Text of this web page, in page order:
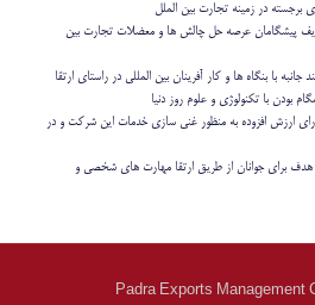
برجسته در زمینه تجارت بین الملل
پیشگامان عرصه حل چالش ها و معضلات تجارت بین
با بنگاه ها و کار آفرینان بین المللی در راستای ارتقا
بودن با تکنولوژی و علوم روز دنیا
ارزش افزوده به منظور غنی سازی خدمات این شرکت و در
هدف برای جوانان از طریق ارتقا مهارت های شخصی و